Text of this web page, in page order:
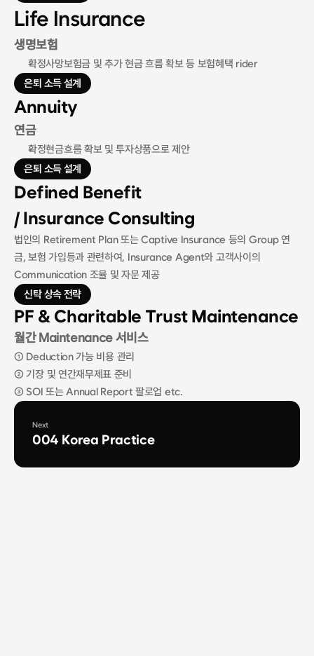
Life Insurance
생명보험
확정사망보험금 및 추가 현금 흐름 확보 등 보험혜택 rider
은퇴 소득 설계
Annuity
연금
확정현금흐름 확보 및 투자상품으로 제안
은퇴 소득 설계
Defined Benefit
/ Insurance Consulting
법인의 Retirement Plan 또는 Captive Insurance 등의 Group 연
금, 보험 가입등과 관련하여, Insurance Agent와 고객사이의
Communication 조율 및 자문 제공
신탁 상속 전략
PF & Charitable Trust Maintenance
월간 Maintenance 서비스
① Deduction 가능 비용 관리
② 기장 및 연간재무제표 준비
③ SOI 또는 Annual Report 팔로업 etc.
Next
004 Korea Practice